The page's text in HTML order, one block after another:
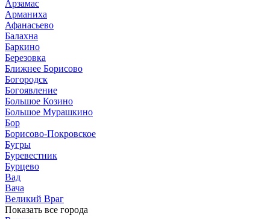
Арзамас
Арманиха
Афанасьево
Балахна
Баркино
Березовка
Ближнее Борисово
Богородск
Богоявление
Большое Козино
Большое Мурашкино
Бор
Борисово-Покровское
Бугры
Буревестник
Бурцево
Вад
Вача
Великий Враг
Показать все города